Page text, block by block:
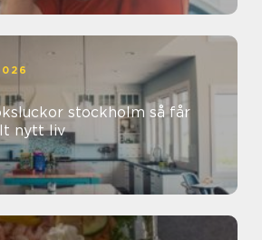
stockholm så får
nytt liv